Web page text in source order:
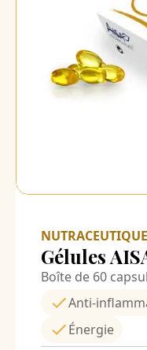
NUTRACEUTIQUE
Gélules
Boîte de 60
Anti-
Énergie